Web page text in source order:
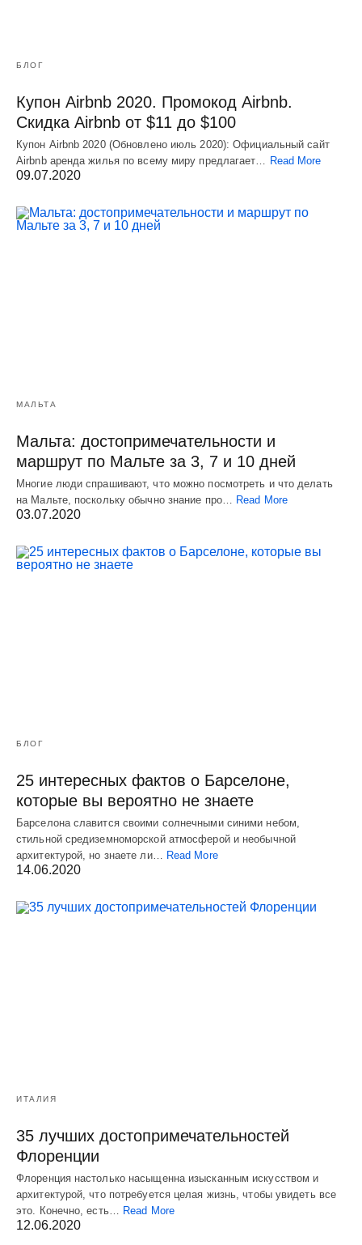
БЛОГ
Купон Airbnb 2020. Промокод Airbnb.
Скидка Airbnb от $11 до $100
Купон Airbnb 2020 (Обновлено июль 2020): Официальный сайт
Airbnb аренда жилья по всему миру предлагает… Read More
09.07.2020
МАЛЬТА
Мальта: достопримечательности и
маршрут по Мальте за 3, 7 и 10 дней
Многие люди спрашивают, что можно посмотреть и что делать
на Мальте, поскольку обычно знание про… Read More
03.07.2020
БЛОГ
25 интересных фактов о Барселоне,
которые вы вероятно не знаете
Барселона славится своими солнечными синими небом,
стильной средиземноморской атмосферой и необычной
архитектурой, но знаете ли…
Read More
14.06.2020
ИТАЛИЯ
35 лучших достопримечательностей
Флоренции
Флоренция настолько насыщенна изысканным искусством и
архитектурой, что потребуется целая жизнь, чтобы увидеть все
это. Конечно, есть… Read More
12.06.2020